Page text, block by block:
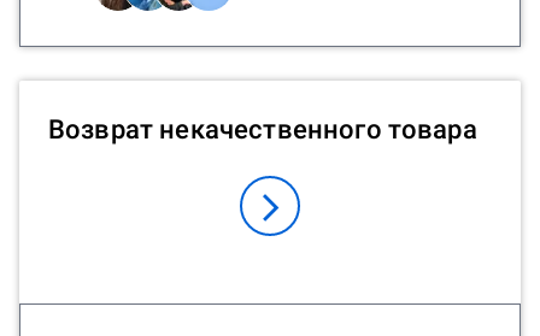
Возврат некачественного товара